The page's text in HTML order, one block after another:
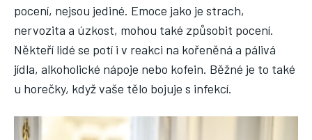
pocení, nejsou jediné. Emoce jako je strach,
nervozita a úzkost, mohou také způsobit pocení.
Někteří lidé se potí i v reakci na kořeněná a pálivá
jídla, alkoholické nápoje nebo kofein. Běžné je to také
u horečky, když vaše tělo bojuje s infekcí.